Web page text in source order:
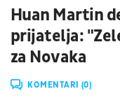
Huan Martin
prijatelja:
za Novaka
KOMENTARI (0)